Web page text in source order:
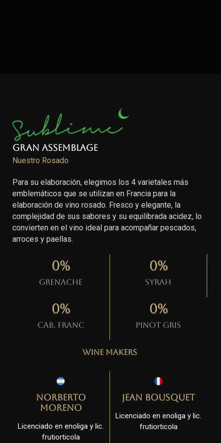
Gran Assemblage
Nuestro Rosado
Para su elaboración, elegimos los 4 varietales más
emblemáticos que se utilizan en Francia para la
elaboración de vino rosado. Fresco y elegante, la
complejidad de sus sabores y su equilibrada acidez, lo
convierten en el vino ideal para acompañar pescados,
arroces y paellas.
Grenache
0%
Syrah
0%
Cab. Franc
0%
Pinot gris
0%
Wine Makers
Norberto
Moreno
Licenciado en enoliga y lic.
frutiorticola
Jean Bousquet
Licenciado en enoliga y lic.
frutiorticola